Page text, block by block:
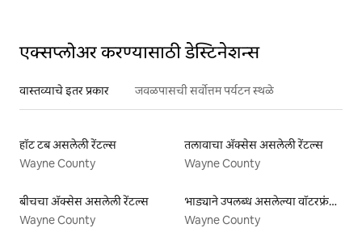
एक्सप्लोअर करण्यासाठी डेस्टिनेशन्स
वास्तव्याचे इतर प्रकार जवळपासची सर्वोत्तम पर्यटन स्थळे
हॉट टब असलेली रेंटल्स
Wayne County
तलावाचा ॲक्सेस असलेली रेंटल्स
Wayne County
बीचचा ॲक्सेस असलेली रेंटल्स
Wayne County
भाड्याने उपलब्ध असलेल्या वॉटरफ्रंट लिस्टिंग्ज
Wayne County